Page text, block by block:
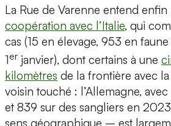
La Rue de Varenne entend
coopération avec l’Italie, qui
cas (15 en élevage, 953 en
1er janvier), dont certains à une
kilomètres de la frontière avec
voisin touché : l’Allemagne,
et 839 sur des sangliers en